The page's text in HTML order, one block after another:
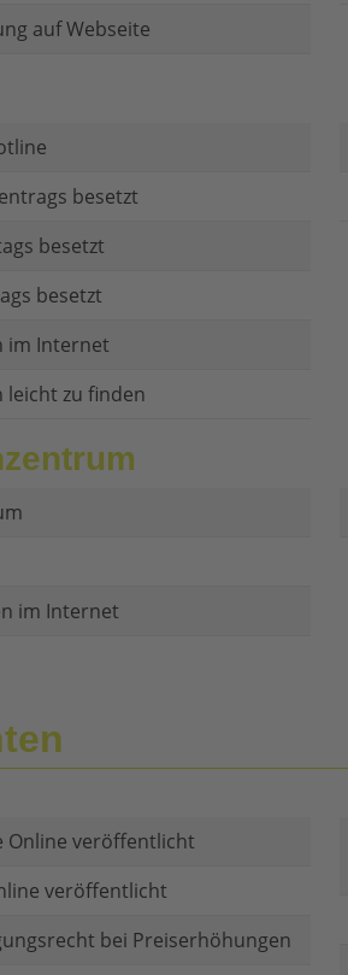
auf Webseite
besetzt
besetzt
besetzt
im Internet
leicht zu finden
im Internet
Online veröffentlicht
veröffentlicht
bei Preiserhöhungen